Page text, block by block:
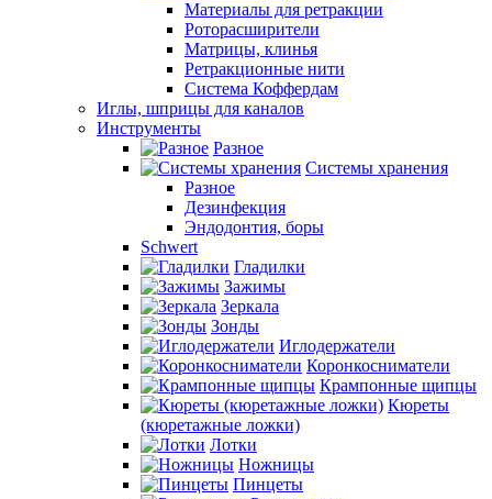
Материалы для ретракции
Роторасширители
Матрицы, клинья
Ретракционные нити
Система Коффердам
Иглы, шприцы для каналов
Инструменты
Разное
Системы хранения
Разное
Дезинфекция
Эндодонтия, боры
Schwert
Гладилки
Зажимы
Зеркала
Зонды
Иглодержатели
Коронкосниматели
Крампонные щипцы
Кюреты
(кюретажные ложки)
Лотки
Ножницы
Пинцеты